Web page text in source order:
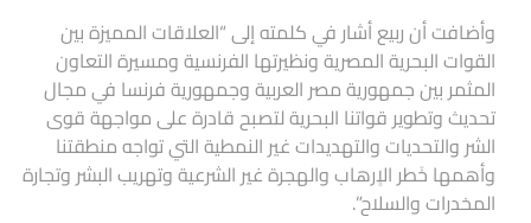
وأضافت أن ربيع أشار في كلمته إلى “العلاقات المميزة بين
القوات البحرية المصرية ونظيرتها الفرنسية ومسيرة التعاون
المثمر بين جمهورية مصر العربية وجمهورية فرنسا في مجال
تحديث وتطوير قواتنا البحرية لتصبح قادرة على مواجهة قوى
الشر والتحديات والتهديدات غير النمطية التي تواجه منطقتنا
وأهمها خَطر الاٍرهاب والهجرة غير الشرعية وتهريب البشر وتجارة
المخدرات والسلاح”.